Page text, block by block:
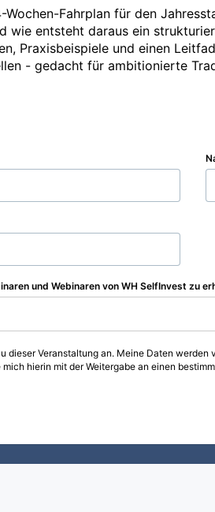
Fahrplan für den
wie entsteht daraus ein
Praxisbeispiele und einen
- gedacht für ambitionierte
und Webinaren von WH SelfInvest zu
dieser Veranstaltung an. Meine Daten werden
hierin mit der Weitergabe an einen